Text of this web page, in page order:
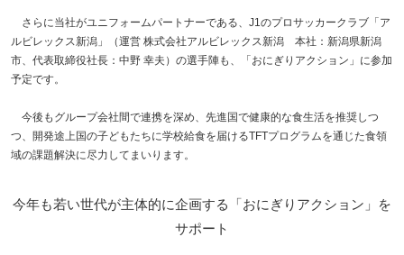
さらに当社がユニフォームパートナーである、J1のプロサッカークラブ「ア
ルビレックス新潟」（運営 株式会社アルビレックス新潟 本社：新潟県新潟
市、代表取締役社長：中野 幸夫）の選手陣も、「おにぎりアクション」に参加
予定です。
今後もグループ会社間で連携を深め、先進国で健康的な食生活を推奨しつ
つ、開発途上国の子どもたちに学校給食を届けるTFTプログラムを通じた食領
域の課題解決に尽力してまいります。
今年も若い世代が主体的に企画する「おにぎりアクション」を
サポート